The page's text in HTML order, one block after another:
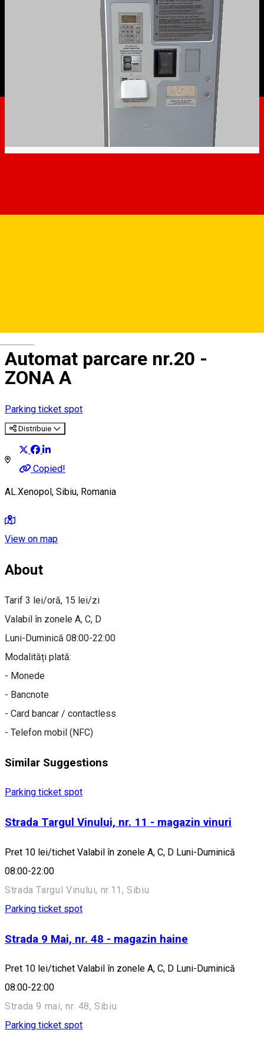
Automat parcare nr.20 -
ZONA A
Parking ticket spot
Distribuie
Copied!
AL.Xenopol, Sibiu, Romania
View on map
About
Tarif 3 lei/oră, 15 lei/zi
Valabil în zonele A, C, D
Luni-Duminică 08:00-22:00
Modalități plată:
- Monede
- Bancnote
- Card bancar / contactless
- Telefon mobil (NFC)
Similar Suggestions
Parking ticket spot
Strada Targul Vinului, nr. 11 - magazin vinuri
Pret 10 lei/tichet Valabil în zonele A, C, D Luni-Duminică
08:00-22:00
Strada Targul Vinului, nr.11, Sibiu
Parking ticket spot
Strada 9 Mai, nr. 48 - magazin haine
Pret 10 lei/tichet Valabil în zonele A, C, D Luni-Duminică
08:00-22:00
Strada 9 mai, nr. 48, Sibiu
Parking ticket spot